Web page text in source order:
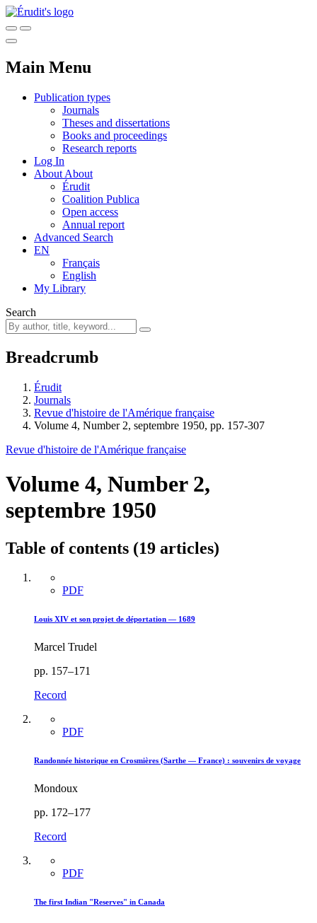
Main Menu
Publication types
Journals
Theses and dissertations
Books and proceedings
Research reports
Log In
About About
Érudit
Coalition Publica
Open access
Annual report
Advanced Search
EN
Français
English
My Library
Search
Breadcrumb
Érudit
Journals
Revue d'histoire de l'Amérique française
Volume 4, Number 2, septembre 1950, pp. 157-307
Revue d'histoire de l'Amérique française
Volume 4, Number 2,
septembre 1950
Table of contents (19 articles)
PDF
Louis XIV et son projet de déportation — 1689
Marcel Trudel
pp. 157–171
Record
PDF
Randonnée historique en Crosmières (Sarthe — France) : souvenirs de voyage
Mondoux
pp. 172–177
Record
PDF
The first Indian "Reserves" in Canada